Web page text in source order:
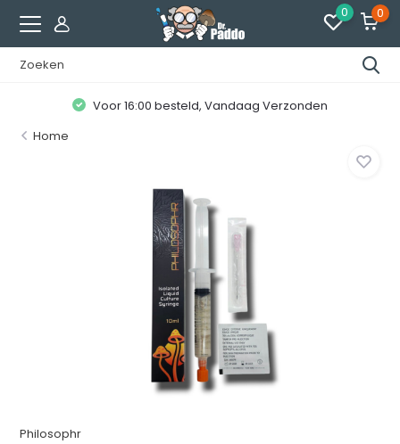
0 0
Voor 16:00 besteld, Vandaag Verzonden
Home
Philosophr